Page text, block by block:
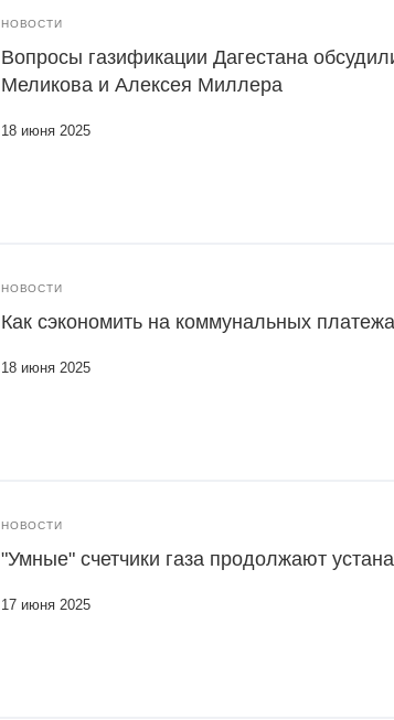
НОВОСТИ
Вопросы газификации Дагестана
Меликова и Алексея Миллера
18 июня 2025
НОВОСТИ
Как сэкономить на коммунальных
18 июня 2025
НОВОСТИ
"Умные" счетчики газа продолжают
17 июня 2025